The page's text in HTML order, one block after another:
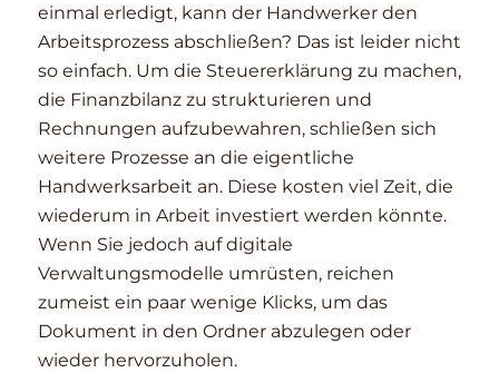
einmal erledigt, kann der Handwerker den
Arbeitsprozess abschließen? Das ist leider nicht
so einfach. Um die Steuererklärung zu machen,
die Finanzbilanz zu strukturieren und
Rechnungen aufzubewahren, schließen sich
weitere Prozesse an die eigentliche
Handwerksarbeit an. Diese kosten viel Zeit, die
wiederum in Arbeit investiert werden könnte.
Wenn Sie jedoch auf digitale
Verwaltungsmodelle umrüsten, reichen
zumeist ein paar wenige Klicks, um das
Dokument in den Ordner abzulegen oder
wieder hervorzuholen.